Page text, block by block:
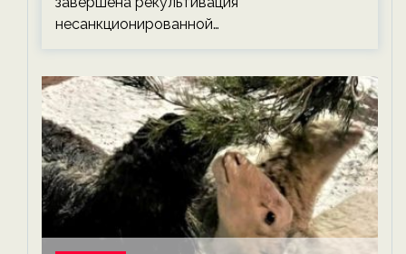
несанкционированной…